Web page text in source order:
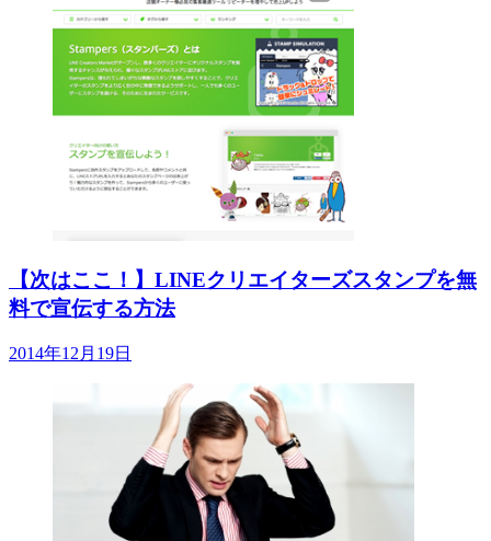
【次はここ！】LINEクリエイターズスタンプを無
料で宣伝する方法
2014年12月19日